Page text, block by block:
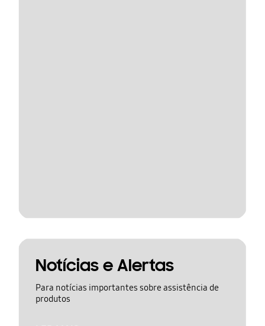
Notícias e Alertas
Para notícias importantes sobre assistência de
produtos